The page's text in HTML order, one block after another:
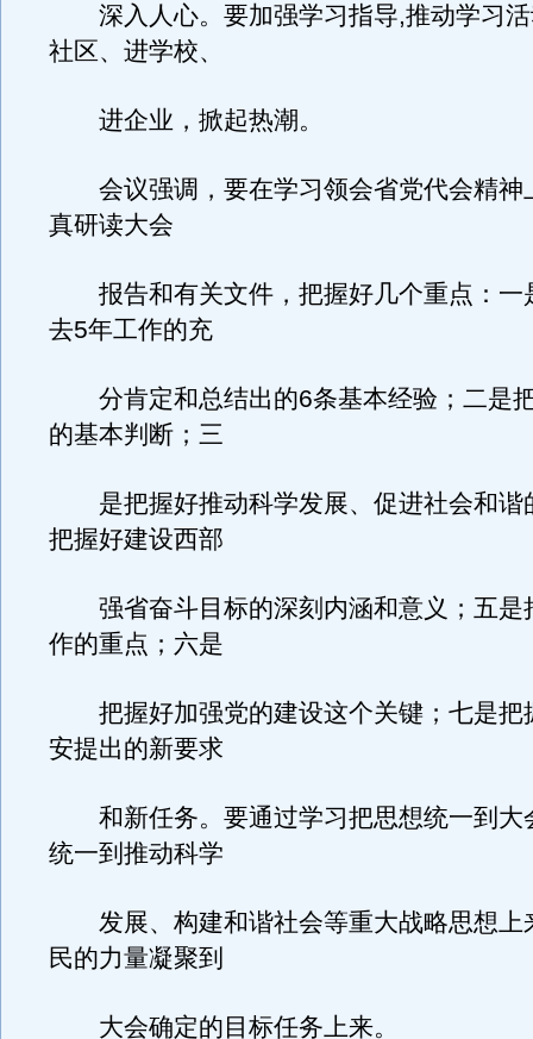
深入人心。要加强学习指导,推动学习活
社区、进学校、
进企业，掀起热潮。
会议强调，要在学习领会省党代会精神
真研读大会
报告和有关文件，把握好几个重点：一
去5年工作的充
分肯定和总结出的6条基本经验；二是
的基本判断；三
是把握好推动科学发展、促进社会和谐
把握好建设西部
强省奋斗目标的深刻内涵和意义；五是
作的重点；六是
把握好加强党的建设这个关键；七是把
安提出的新要求
和新任务。要通过学习把思想统一到大
统一到推动科学
发展、构建和谐社会等重大战略思想上
民的力量凝聚到
大会确定的目标任务上来。